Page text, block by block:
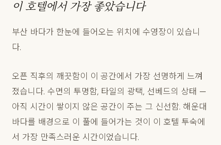
이 호텔에서 가장 좋았습니다
부산 바다가 한눈에 들어오는 위치에 수영장이 있습니
다.
오픈 직후의 깨끗함이 이 공간에서 가장 선명하게 느껴
졌습니다. 수면의 투명함, 타일의 광택, 선베드의 상태 —
아직 시간이 쌓이지 않은 공간이 주는 그 신선함. 해운대
바다를 배경으로 이 풀에 들어가는 것이 이 호텔 투숙에
서 가장 만족스러운 시간이었습니다.